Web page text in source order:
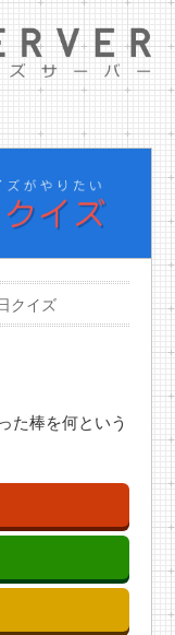
クイズ
た棒を何という